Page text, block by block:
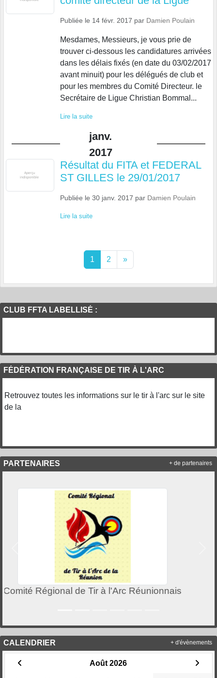
Publiée le 14 févr. 2017 par Damien Poulain
Mesdames, Messieurs, je vous prie de
trouver ci-dessous les candidatures arrivées
dans les délais fixés (en date du 03/02/2017
avant minuit) pour les délégués de club et
pour les membres du Comité Directeur. le
Secrétaire de Ligue Christian Bommal...
Lire la suite
janv.
2017
Résultat du FITA et FEDERAL
ST GILLES le 29/01/2017
Publiée le 30 janv. 2017 par Damien Poulain
Lire la suite
1 2 »
CLUB FFTA LABELLISÉ :
FÉDÉRATION FRANÇAISE DE TIR À L'ARC
Retrouvez toutes les informations sur le tir à l'arc sur le site
de la
PARTENAIRES
FFTA
+ de partenaires
CALENDRIER
Août 2026
+ d'évènements